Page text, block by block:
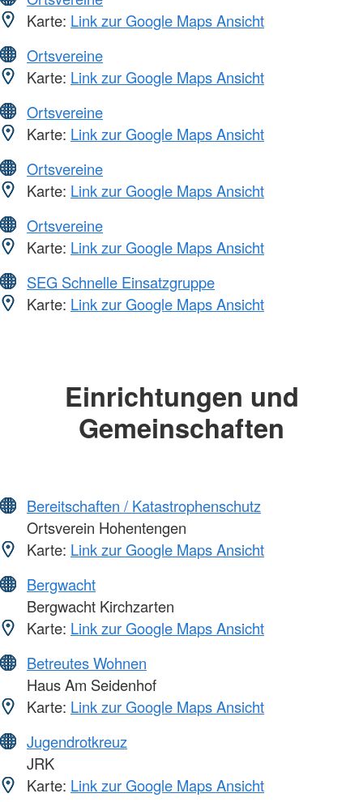
Karte: Link zur Google Maps Ansicht
Ortsvereine
Karte: Link zur Google Maps Ansicht
Ortsvereine
Karte: Link zur Google Maps Ansicht
Ortsvereine
Karte: Link zur Google Maps Ansicht
Ortsvereine
Karte: Link zur Google Maps Ansicht
SEG Schnelle Einsatzgruppe
Karte: Link zur Google Maps Ansicht
Einrichtungen und
Gemeinschaften
Bereitschaften / Katastrophenschutz
Ortsverein Hohentengen
Karte: Link zur Google Maps Ansicht
Bergwacht
Bergwacht Kirchzarten
Karte: Link zur Google Maps Ansicht
Betreutes Wohnen
Haus Am Seidenhof
Karte: Link zur Google Maps Ansicht
Jugendrotkreuz
JRK
Karte: Link zur Google Maps Ansicht